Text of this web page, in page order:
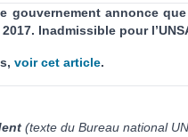
gouvernement annonce
Inadmissible pour
voir cet article.
(texte du Bureau national